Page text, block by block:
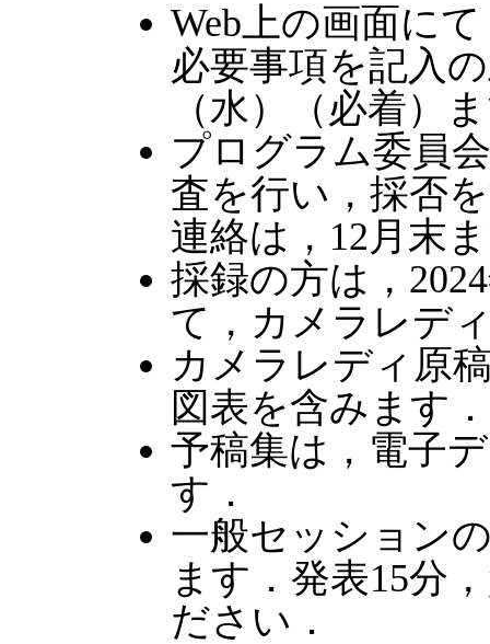
Web上の画面に
必要事項を記入
（水）（必着）
プログラム委員
査を行い，採否
連絡は，12月末
採録の方は，
て，カメラレデ
カメラレディ原
図表を含みます．
予稿集は，電子
す．
一般セッション
ます．発表15分
ださい．